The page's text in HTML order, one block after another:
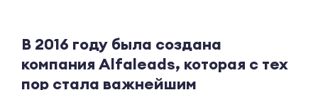
В 2016 году была создана
компания Alfaleads, которая с тех
пор стала важнейшим